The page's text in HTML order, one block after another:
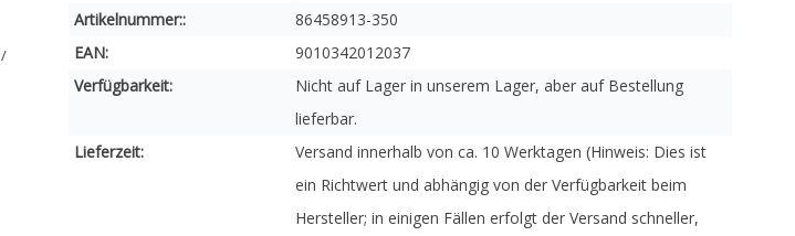
/
Artikelnummer::
86458913-350
EAN:
9010342012037
Verfügbarkeit:
Nicht auf Lager in unserem Lager, aber auf Bestellung
lieferbar.
Lieferzeit:
Versand innerhalb von ca. 10 Werktagen (Hinweis: Dies ist
ein Richtwert und abhängig von der Verfügbarkeit beim
Hersteller; in einigen Fällen erfolgt der Versand schneller,